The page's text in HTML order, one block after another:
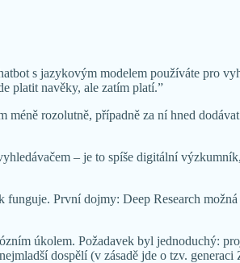
s jazykovým modelem používáte pro
platit navěky, ale zatím platí.”
rozolutně, případně za ní hned
– je to spíše digitální
První dojmy: Deep Research
úkolem. Požadavek byl jednoduchý:
dospělí (v zásadě jde o tzv. generaci